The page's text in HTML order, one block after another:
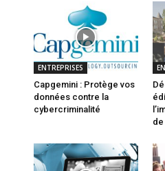
ENTREPRISES
Capgemini : Protège vos
données contre la
cybercriminalité